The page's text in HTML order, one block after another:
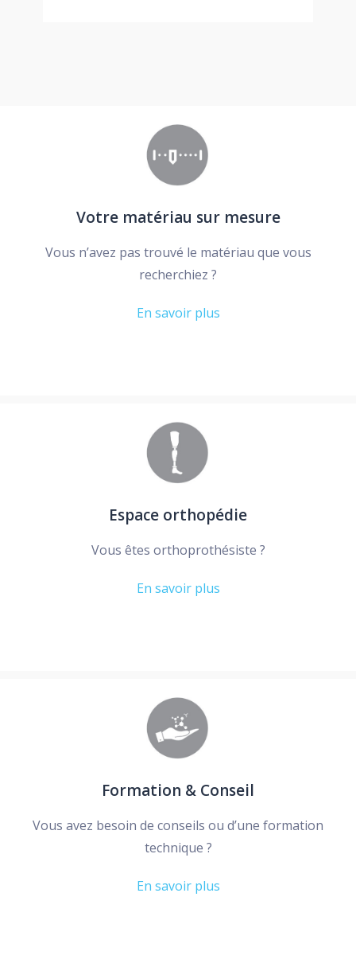
Votre matériau sur mesure
Vous n’avez pas trouvé le matériau que vous
recherchiez ?
En savoir plus
Espace orthopédie
Vous êtes orthoprothésiste ?
En savoir plus
Formation & Conseil
Vous avez besoin de conseils ou d’une formation
technique ?
En savoir plus